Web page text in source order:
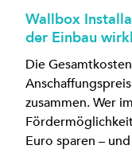
Wallbox
der Einbau
Die
zusammen. Wer
Euro sparen –